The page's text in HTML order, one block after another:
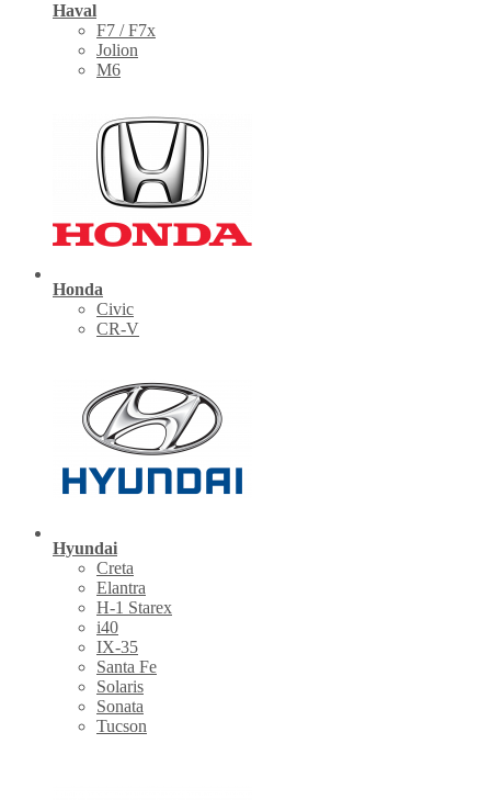
Haval
F7 / F7x
Jolion
M6
Honda
Civic
CR-V
Hyundai
Creta
Elantra
H-1 Starex
i40
IX-35
Santa Fe
Solaris
Sonata
Tucson